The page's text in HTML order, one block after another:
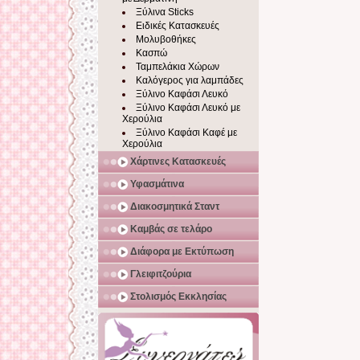
Ξύλινα Sticks
Ειδικές Κατασκευές
Μολυβοθήκες
Κασπώ
Ταμπελάκια Χώρων
Καλόγερος για λαμπάδες
Ξύλινο Καφάσι Λευκό
Ξύλινο Καφάσι Λευκό με
Χερούλια
Ξύλινο Καφάσι Καφέ με
Χερούλια
Χάρτινες Κατασκευές
Υφασμάτινα
Διακοσμητικά Σταντ
Καμβάς σε τελάρο
Διάφορα με Εκτύπωση
Γλειφιτζούρια
Στολισμός Εκκλησίας